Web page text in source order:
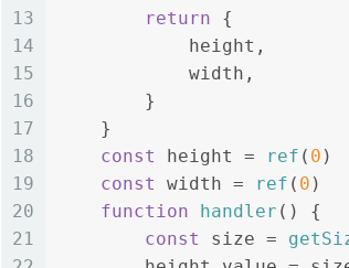
13
14
15
16
17
18
19
20
21
return {
            height,
            width,
        }
    }
const
height = ref ( 0 )
const
width = ref ( 0 )
function
handler ( ) {
const
size =